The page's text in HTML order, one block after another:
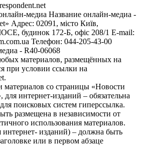
медиа Название онлайн-медиа -
Адрес: 02091, місто Київ,
будинок 172-Б, офіс 208/1 E-mail:
Телефон: 044-205-43-00
- R40-06068
материалов, размещённых на
при условии ссылки на
со страницы «Новости
интернет-изданий – обязательна
поисковых систем гиперссылка.
размещена в независимости от
использования материалов.
интернет- изданий) – должна быть
или в первом абзаце